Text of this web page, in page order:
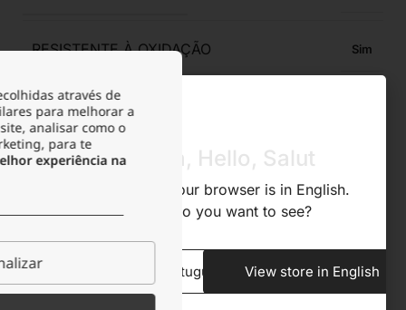
RESISTENTE À OXIDAÇÃO Sim
RESISTENTE À TRANSPIRAÇÃO
ACONDICIONAMENTO Bolsa de veludo
através de
para melhorar a
analisar como o
para te
experiência naOlá, Hola, Hello, Salut
We noticed that your browser is in English.
What store do you want to see?
View store in Portuguese View store in English